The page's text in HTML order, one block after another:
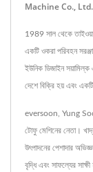
Machine Co., Ltd.
1989 সাল থেকে
একটি ওকরা পরিবহন
ইউনিক ডিজাইন সয়ামিল্ক
দেশে বিক্রি হয় এবং
eversoon, Yung
টোফু মেশিনের নেতা।
উৎপাদনের পেশাদার
বৃদ্ধি এবং সাফল্যের